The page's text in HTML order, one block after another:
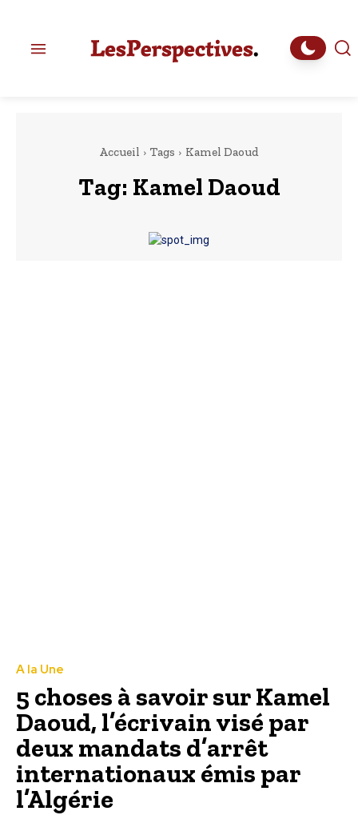
Accueil Tags Kamel Daoud
Tag: Kamel Daoud
A la Une
5 choses à savoir sur Kamel
Daoud, l’écrivain visé par
deux mandats d’arrêt
internationaux émis par
l’Algérie